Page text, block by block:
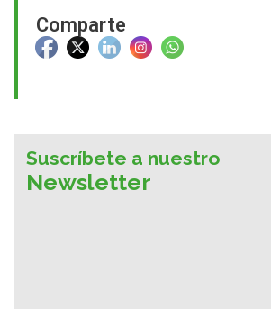
Comparte
Suscríbete a nuestro
Newsletter